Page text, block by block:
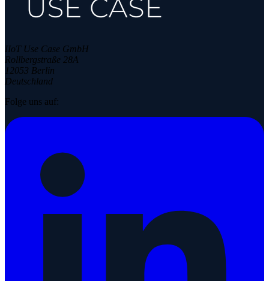
IIoT Use Case GmbH
Rollbergstraße 28A
12053 Berlin
Deutschland
Folge uns auf: